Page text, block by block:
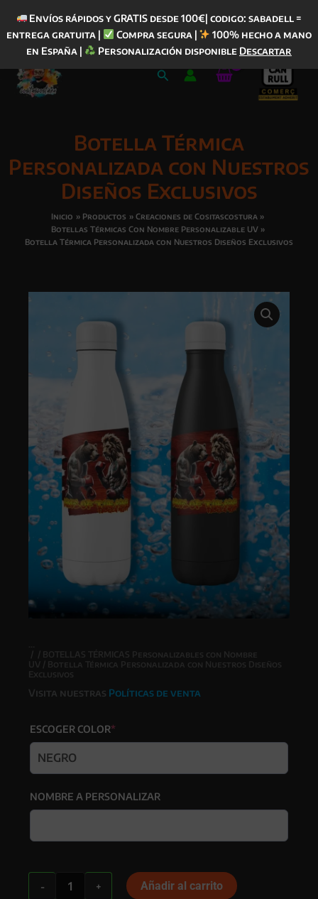
Envíos rápidos y GRATIS desde 100€| codigo: sabadell =
entrega gratuita |
Compra segura |
100% hecho a mano
en España |
Personalización disponible Descartar
contenido
Buscar
Botella Térmica
Personalizada con Nuestros
Diseños Exclusivos
Inicio Productos
Creaciones de Cositascostura
Botellas Térmicas Con Nombre Personalizable UV
Botella Térmica Personalizada con Nuestros Diseños Exclusivos
BOTELLAS TÉRMICAS Personalizables con Nombre
/ Botella Térmica Personalizada con Nuestros Diseños
Exclusivos
Visita nuestras Políticas de venta
ESCOGER COLOR*
NOMBRE A PERSONALIZAR
-
Térmica
+ Añadir al carrito